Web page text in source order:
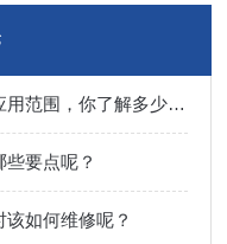
关于智能家居型材加工中心的应用范围，你了解多少呢？
要点呢？
如何维修呢？